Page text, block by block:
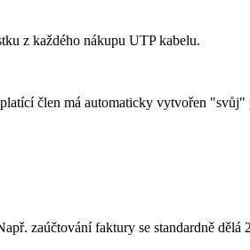
z každého nákupu UTP kabelu.
člen má automaticky vytvořen
zaúčtování faktury se standardně dělá